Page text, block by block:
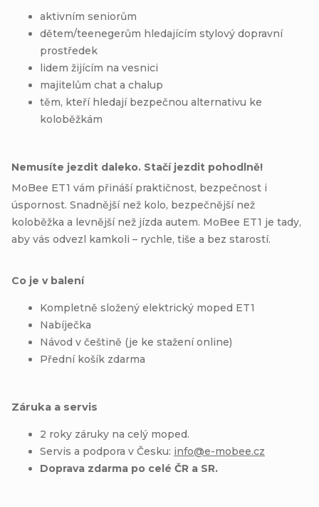
aktivním seniorům
dětem/teenegerům hledajícím stylový dopravní
prostředek
lidem žijícím na vesnici
majitelům chat a chalup
těm, kteří hledají bezpečnou alternativu ke
koloběžkám
Nemusíte jezdit daleko. Stačí jezdit pohodlně!
MoBee ET1 vám přináší praktičnost, bezpečnost i
úspornost. Snadnější než kolo, bezpečnější než
koloběžka a levnější než jízda autem. MoBee ET1 je tady,
aby vás odvezl kamkoli – rychle, tiše a bez starostí.
Co je v balení
Kompletně složený elektrický moped ET1
Nabíječka
Návod v češtině (je ke stažení online)
Přední košík zdarma
Záruka a servis
2 roky záruky na celý moped.
Servis a podpora v Česku: info@e-mobee.cz
Doprava zdarma po celé ČR a SR.